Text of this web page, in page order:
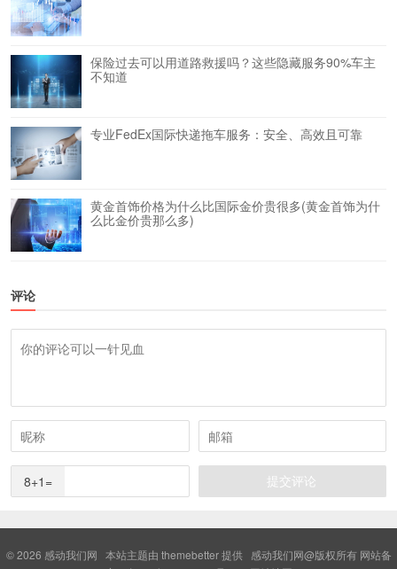
保险过去可以用道路救援吗？这些隐藏服务90%车主
不知道
专业FedEx国际快递拖车服务：安全、高效且可靠
黄金首饰价格为什么比国际金价贵很多(黄金首饰为什
么比金价贵那么多)
评论
8+1=
© 2026 感动我们网 本站主题由 themebetter提供 感动我们网@版权所有 网站备